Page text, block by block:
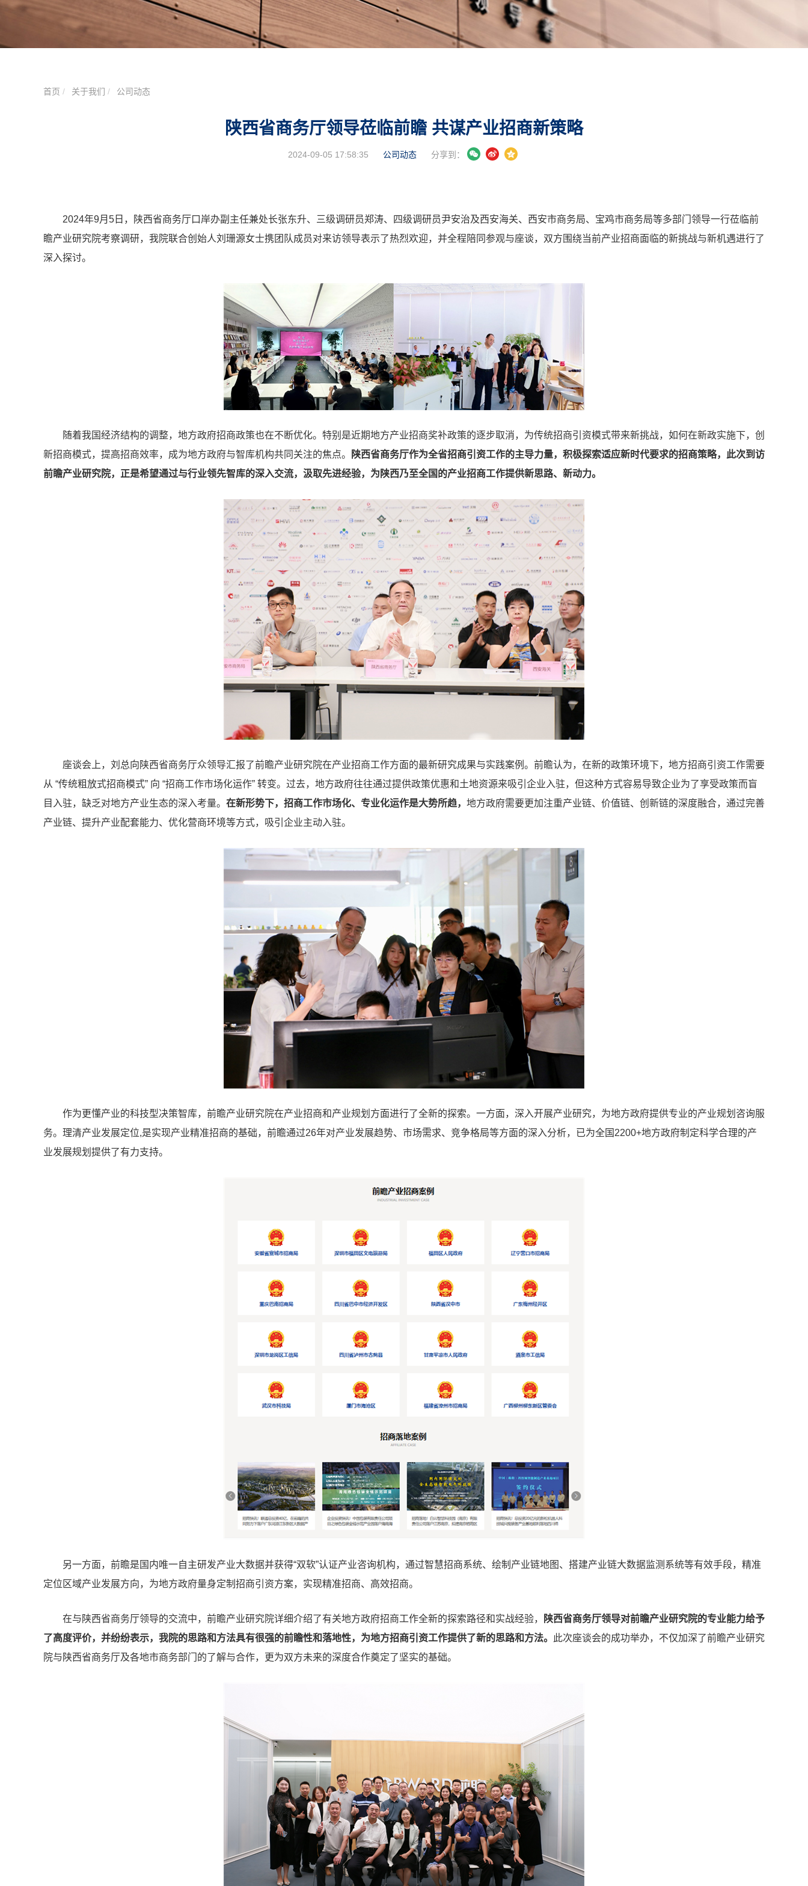
首页 关于我们 公司动态
陕西省商务厅领导莅临前瞻 共谋产业招商新策略
2024-09-05 17:58:35 公司动态 分享到：
2024年9月5日，陕西省商务厅口岸办副主任兼处长张东升、三级调研员郑涛、四级调研员尹安治及西安海关、西安市商务局、宝鸡市商务局等多部门领导一行莅临前
瞻产业研究院考察调研，我院联合创始人刘珊源女士携团队成员对来访领导表示了热烈欢迎，并全程陪同参观与座谈，双方围绕当前产业招商面临的新挑战与新机遇进行了
深入探讨。
随着我国经济结构的调整，地方政府招商政策也在不断优化。特别是近期地方产业招商奖补政策的逐步取消，为传统招商引资模式带来新挑战，如何在新政实施下，创
新招商模式，提高招商效率，成为地方政府与智库机构共同关注的焦点。
陕西省商务厅作为全省招商引资工作的主导力量，积极探索适应新时代要求的招商策略，此次到访
前瞻产业研究院，正是希望通过与行业领先智库的深入交流，汲取先进经验，为陕西乃至全国的产业招商工作提供新思路、新动力。
座谈会上，刘总向陕西省商务厅众领导汇报了前瞻产业研究院在产业招商工作方面的最新研究成果与实践案例。前瞻认为，在新的政策环境下，地方招商引资工作需要
从 “传统粗放式招商模式” 向 “招商工作市场化运作” 转变。过去，地方政府往往通过提供政策优惠和土地资源来吸引企业入驻，但这种方式容易导致企业为了享受政策而盲
目入驻，缺乏对地方产业生态的深入考量。 在新形势下，招商工作市场化、专业化运作是大势所趋， 地方政府需要更加注重产业链、价值链、创新链的深度融合，通过完善
产业链、提升产业配套能力、优化营商环境等方式，吸引企业主动入驻。
作为更懂产业的科技型决策智库，前瞻产业研究院在产业招商和产业规划方面进行了全新的探索。一方面，深入开展产业研究，为地方政府提供专业的产业规划咨询服
务。理清产业发展定位,是实现产业精准招商的基础，前瞻通过26年对产业发展趋势、市场需求、竞争格局等方面的深入分析，已为全国2200+地方政府制定科学合理的产
业发展规划提供了有力支持。
另一方面，前瞻是国内唯一自主研发产业大数据并获得“双软”认证产业咨询机构，通过智慧招商系统、绘制产业链地图、搭建产业链大数据监测系统等有效手段，精准
定位区域产业发展方向，为地方政府量身定制招商引资方案，实现精准招商、高效招商。
在与陕西省商务厅领导的交流中，前瞻产业研究院详细介绍了有关地方政府招商工作全新的探索路径和实战经验，
陕西省商务厅领导对前瞻产业研究院的专业能力给予
了高度评价，并纷纷表示，我院的思路和方法具有很强的前瞻性和落地性，为地方招商引资工作提供了新的思路和方法。
此次座谈会的成功举办，不仅加深了前瞻产业研究
院与陕西省商务厅及各地市商务部门的了解与合作，更为双方未来的深度合作奠定了坚实的基础。